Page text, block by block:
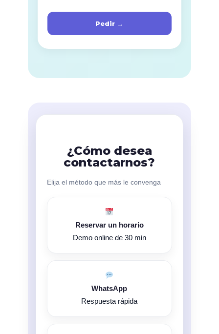
Pedir →
¿Cómo desea
contactarnos?
Elija el método que más le convenga
Reservar un horario
Demo online de 30 min
WhatsApp
Respuesta rápida